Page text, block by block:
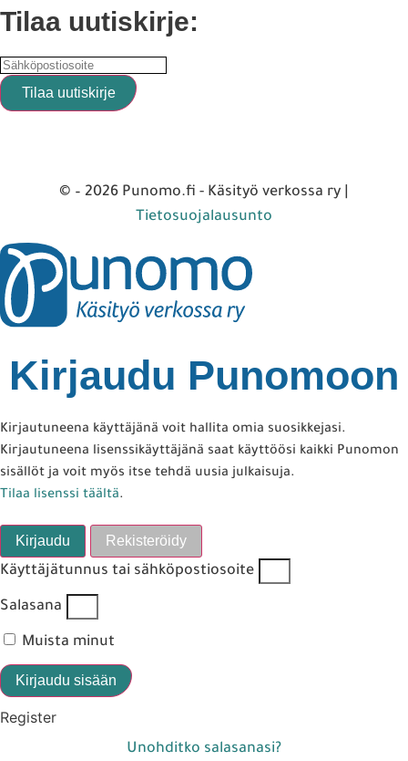
Tilaa uutiskirje:
© – 2026 Punomo.fi - Käsityö verkossa ry |
Tietosuojalausunto
Kirjaudu Punomoon
Kirjautuneena käyttäjänä voit hallita omia suosikkejasi.
Kirjautuneena lisenssikäyttäjänä saat käyttöösi kaikki Punomon
sisällöt ja voit myös itse tehdä uusia julkaisuja.
Tilaa lisenssi täältä.
Kirjaudu Rekisteröidy
Käyttäjätunnus tai sähköpostiosoite
Salasana
Muista minut
Kirjaudu sisään
Register
Unohditko salasanasi?